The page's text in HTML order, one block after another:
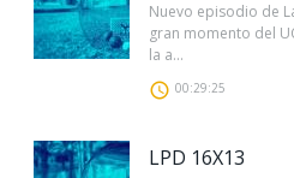
Nuevo episodio de
gran momento del
la a...
00:29:25
LPD 16X13